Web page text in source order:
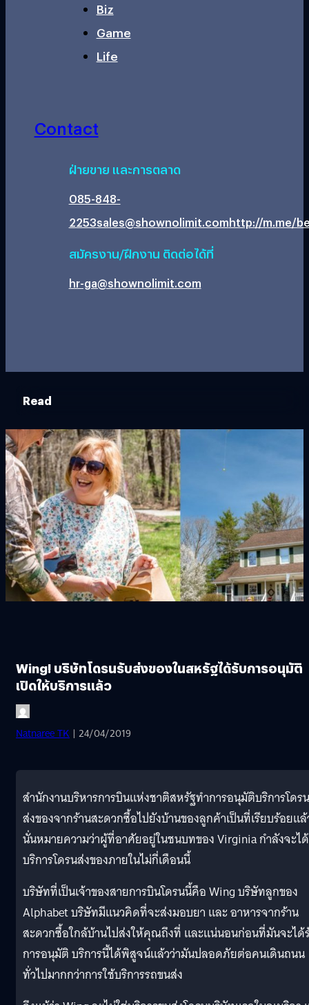
Biz
Game
Life
Contact
ฝ่ายขาย และการตลาด
085-848-
2253sales@shownolimit.comhttp://m.me/
สมัครงาน/ฝึกงาน ติดต่อได้ที่
hr-ga@shownolimit.com
Read
Wing! บริษัทโดรนรับส่งของในสหรัฐได้รับการอนุมัติ
เปิดให้บริการแล้ว
Natnaree TK | 24/04/2019
สำนักงานบริหารการบินแห่งชาติสหรัฐทำการอนุมัติบริการโดรน
ส่งของจากร้านสะดวกซื้อไปยังบ้านของลูกค้าเป็นที่เรียบร้อยแ
นั่นหมายความว่าผู้ที่อาศัยอยู่ในชนบทของ Virginia กำลังจะไ
บริการโดรนส่งของภายในไม่กี่เดือนนี้
บริษัทที่เป็นเจ้าของสายการบินโดรนนี้คือ Wing บริษัทลูกของ
Alphabet บริษัทมีแนวคิดที่จะส่งมอบยา และ อาหารจากร้าน
สะดวกซื้อใกล้บ้านไปส่งให้คุณถึงที่ และแน่นอนก่อนที่มันจะได้
การอนุมัติ บริการนี้ได้พิสูจน์แล้วว่ามันปลอดภัยต่อคนเดินถนน
ทั่วไปมากกว่าการใช้บริการรถขนส่ง